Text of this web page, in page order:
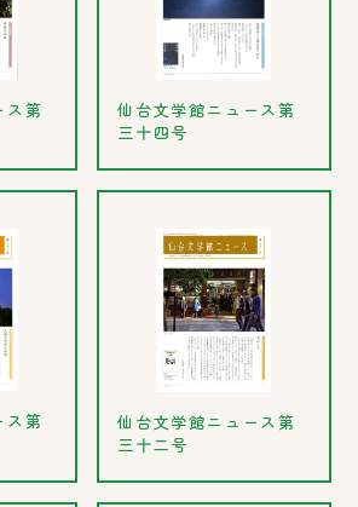
ス第
仙台文学館ニュース第
三十四号
ス第
仙台文学館ニュース第
三十二号